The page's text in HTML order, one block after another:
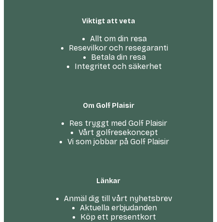
Viktigt att veta
Allt om din resa
Resevilkor och resegaranti
Betala din resa
Integritet och säkerhet
Om Golf Plaisir
Res tryggt med Golf Plaisir
Vårt golfresekoncept
Vi som jobbar på Golf Plaisir
Länkar
Anmäl dig till vårt nyhetsbrev
Aktuella erbjudanden
Köp ett presentkort